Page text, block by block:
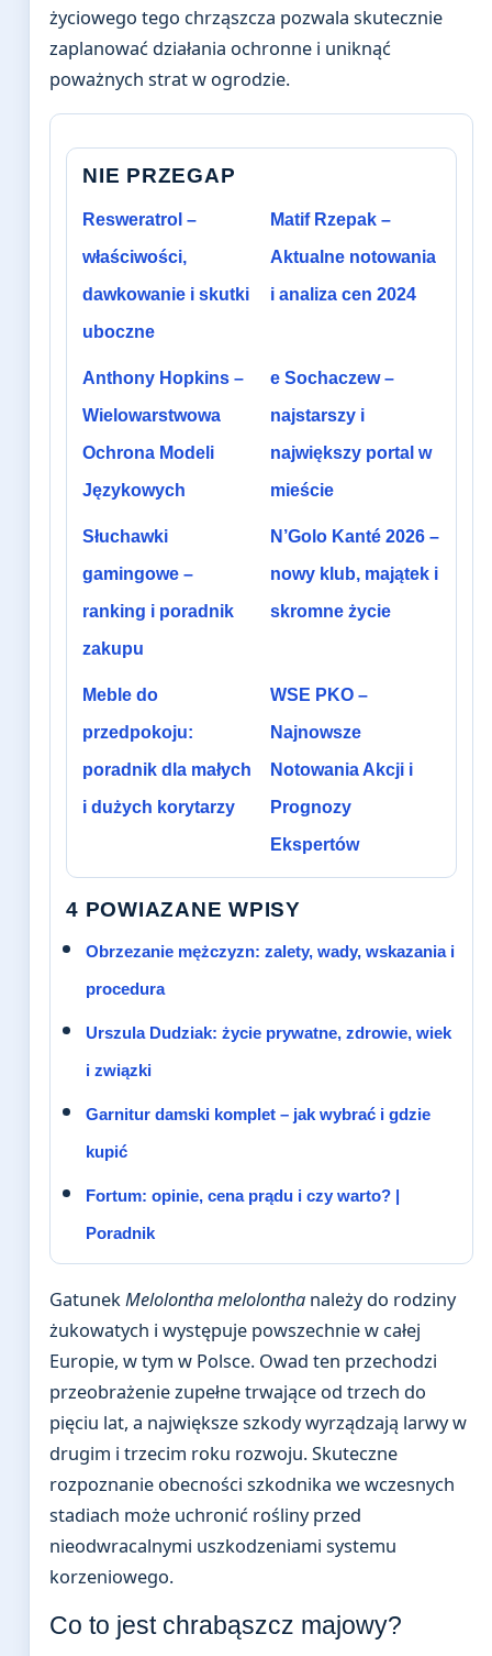
życiowego tego chrząszcza pozwala skutecznie
zaplanować działania ochronne i uniknąć
poważnych strat w ogrodzie.
NIE PRZEGAP
Resweratrol –
właściwości,
dawkowanie i skutki
uboczne
Matif Rzepak –
Aktualne notowania
i analiza cen 2024
Anthony Hopkins –
Wielowarstwowa
Ochrona Modeli
Językowych
e Sochaczew –
najstarszy i
największy portal w
mieście
Słuchawki
gamingowe –
ranking i poradnik
zakupu
N’Golo Kanté 2026 –
nowy klub, majątek i
skromne życie
Meble do
przedpokoju:
poradnik dla małych
i dużych korytarzy
WSE PKO –
Najnowsze
Notowania Akcji i
Prognozy
Ekspertów
4 POWIAZANE WPISY
Obrzezanie mężczyzn: zalety, wady, wskazania i
procedura
Urszula Dudziak: życie prywatne, zdrowie, wiek
i związki
Garnitur damski komplet – jak wybrać i gdzie
kupić
Fortum: opinie, cena prądu i czy warto? |
Poradnik
GatunekMelolontha melolontha należy do rodziny
żukowatych i występuje powszechnie w całej
Europie, w tym w Polsce. Owad ten przechodzi
przeobrażenie zupełne trwające od trzech do
pięciu lat, a największe szkody wyrządzają larwy w
drugim i trzecim roku rozwoju. Skuteczne
rozpoznanie obecności szkodnika we wczesnych
stadiach może uchronić rośliny przed
nieodwracalnymi uszkodzeniami systemu
korzeniowego.
Co to jest chrabąszcz majowy?